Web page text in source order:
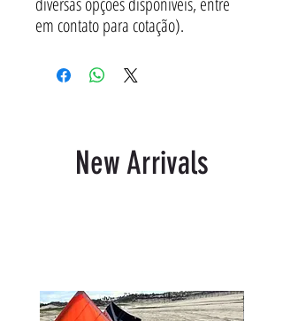
em contato para cotação).
New Arrivals